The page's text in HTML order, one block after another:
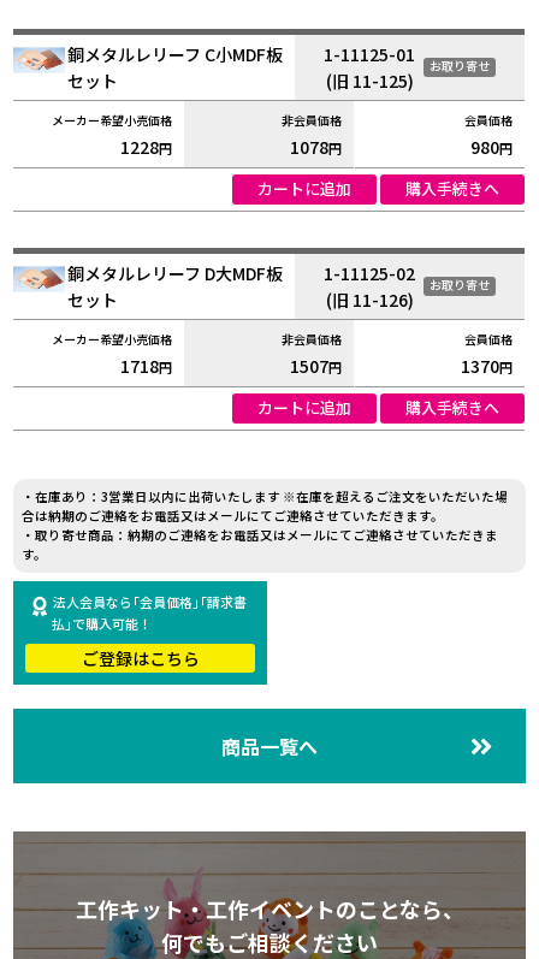
銅メタルレリーフ C小MDF板
セット
1-11125-01
(旧 11-125)
お取り寄せ
1228円 1078円 980円
カートに追加 購入手続きへ
銅メタルレリーフ D大MDF板
セット
1-11125-02
(旧 11-126)
お取り寄せ
1718円 1507円 1370円
カートに追加 購入手続きへ
・在庫あり：3営業日以内に出荷いたします ※在庫を超えるご注文をいただいた場
合は納期のご連絡をお電話又はメールにてご連絡させていただきます。
・取り寄せ商品：納期のご連絡をお電話又はメールにてご連絡させていただきま
す。
法人会員なら｢会員価格｣｢請求書
払｣で購入可能！
ご登録はこちら
商品一覧へ
工作キット・工作イベントのことなら、
何でもご相談ください